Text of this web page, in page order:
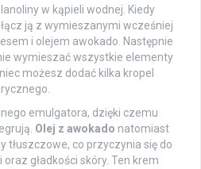
w kąpieli wodnej. Kiedy
ją z wymieszanymi wcześniej
i olejem awokado. Następnie
wymieszać wszystkie elementy
możesz dodać kilka kropel
emulgatora, dzięki czemu
Olej z awokado natomiast
tłuszczowe, co przyczynia się do
gładkości skóry. Ten krem